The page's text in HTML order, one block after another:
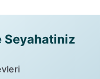
Seyahatiniz